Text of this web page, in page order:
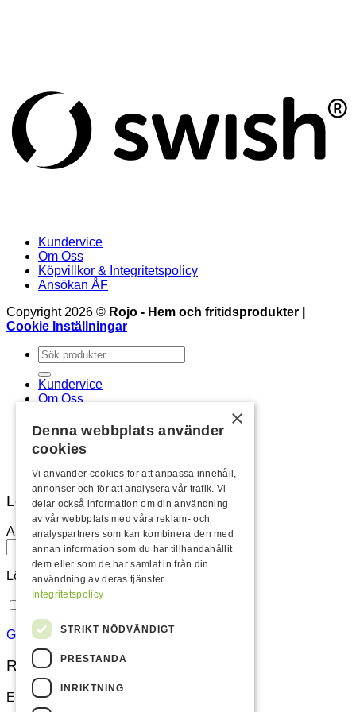
Kundervice
Om Oss
Köpvillkor & Integritetspolicy
Ansökan ÅF
Copyright 2026 © Rojo - Hem och fritidsprodukter |
Cookie Inställningar
Sök
efter:
Kundervice
Om Oss
Ansökan ÅF
Logga in / Registrera
Newsletter
Logga in
Användarnamn eller e-postadress*
Lösenord*
Glömt ditt lösenord?
Registrera
E-postadress
×
Denna webbplats använder
cookies
Vi använder cookies för att anpassa innehåll,
annonser och för att analysera vår trafik. Vi
delar också information om din användning
av vår webbplats med våra reklam- och
analyspartners som kan kombinera den med
annan information som du har tillhandahållit
dem eller som de har samlat in från din
användning av deras tjänster.
Integritetspolicy
STRIKT NÖDVÄNDIGT
PRESTANDA
INRIKTNING